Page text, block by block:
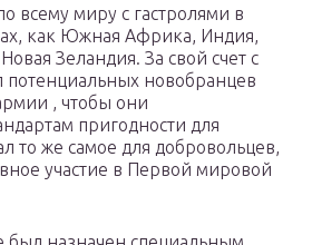
всему миру с гастролями в
как Южная Африка, Индия,
Зеландия. За свой счет с
потенциальных новобранцев
, чтобы они
пригодности для
то же самое для добровольцев,
участие в Первой мировой